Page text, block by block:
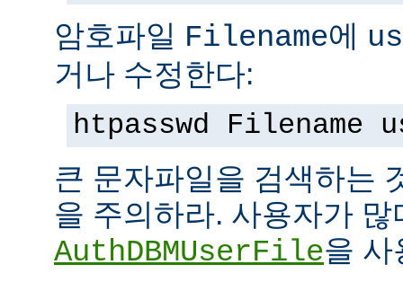
암호파일 Filename에
거나 수정한다:
htpasswd Filename
큰 문자파일을 검색하는
을 주의하라. 사용자가 많
AuthDBMUserFile을 사